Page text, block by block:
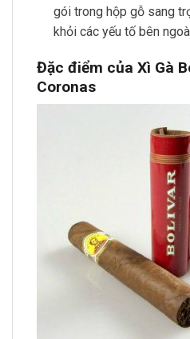
gói trong hộp gỗ sang
khỏi các yếu tố bên
Đặc điểm của Xì Gà
Coronas